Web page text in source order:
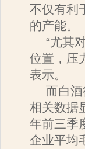
不仅有利
的产能。
“尤其
位置，压
表示。
而白
相关数据
年前三季
企业平均